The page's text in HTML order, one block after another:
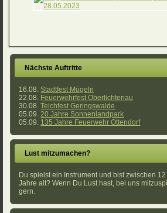
Nächste Auftritte
16.08. Stadtfest Mügeln
22.08. Feuerwehrfest Oberlichtenau
30.08. Teichfest Geringswalde
05.09. 20 Jahre Sonnenlandpark
05.09. 135 Jahre Feuerwehr Ottendorf
Lust mitzumachen?
Du spielst ein Instrument und bist zwischen
Jahre alt? Wenn Du Lust hast, bei uns
gern.